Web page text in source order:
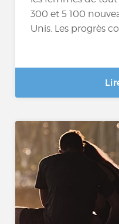
300 et 5 100
Unis. Les progrès